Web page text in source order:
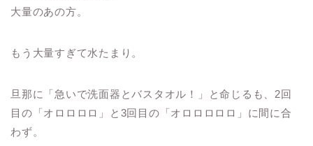
大量のあの方。
もう大量すぎて水たまり。
旦那に「急いで洗面器とバスタオル！」と命じるも、2回
目の「オロロロロ」と3回目の「オロロロロロ」に間に合
わず。